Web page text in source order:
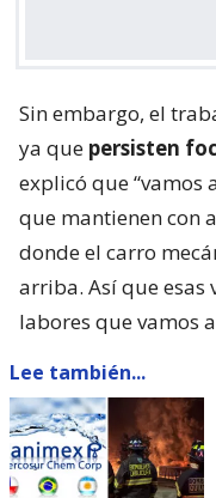
Sin embargo, el
ya que persisten
explicó que “vamos
que mantienen con
donde el carro
arriba. Así que esas
labores que vamos
Lee también...